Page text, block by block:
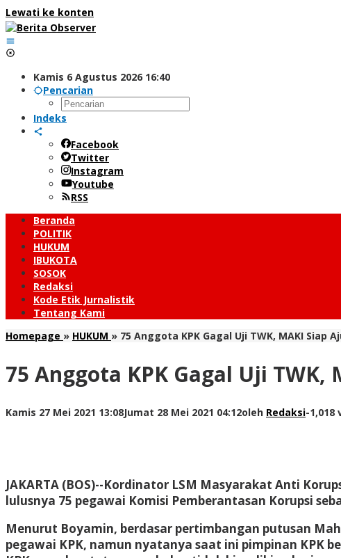
Lewati ke konten
Kamis 6 Agustus 2026 16:40
Pencarian
Indeks
Facebook
Twitter
Instagram
Youtube
RSS
Beranda
POLITIK
HUKUM
IBUKOTA
SOSOK
Redaksi
Kode Etik Jurnalistik
Tentang Kami
Homepage » HUKUM » 75 Anggota KPK Gagal Uji TWK, MAKI Siap
75 Anggota KPK Gagal Uji
Kamis 27 Mei 2021 13:08Jumat 28 Mei 2021 04:12oleh Redaksi-1,018
JAKARTA (BOS)--Kordinator LSM Masyarakat Anti
lulusnya 75 pegawai Komisi Pemberantasan Korupsi
Menurut Boyamin, berdasar pertimbangan putusan
pegawai KPK, namun nyatanya saat ini pimpinan KPK